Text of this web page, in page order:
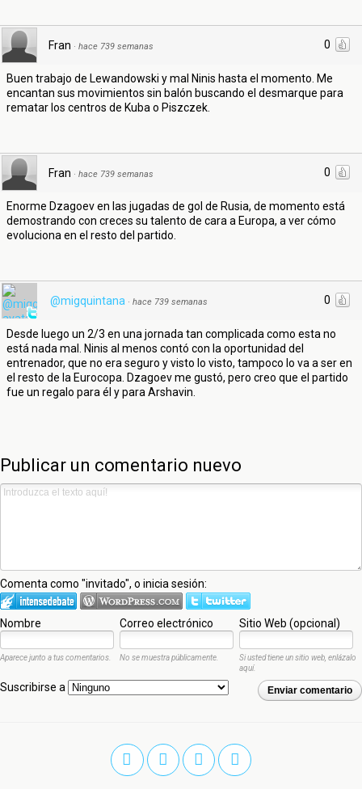
0
Fran · hace 739 semanas
Buen trabajo de Lewandowski y mal Ninis hasta el momento. Me
encantan sus movimientos sin balón buscando el desmarque para
rematar los centros de Kuba o Piszczek.
0
Fran · hace 739 semanas
Enorme Dzagoev en las jugadas de gol de Rusia, de momento está
demostrando con creces su talento de cara a Europa, a ver cómo
evoluciona en el resto del partido.
0
@migquintana · hace 739 semanas
Desde luego un 2/3 en una jornada tan complicada como esta no
está nada mal. Ninis al menos contó con la oportunidad del
entrenador, que no era seguro y visto lo visto, tampoco lo va a ser en
el resto de la Eurocopa. Dzagoev me gustó, pero creo que el partido
fue un regalo para él y para Arshavin.
Publicar un comentario nuevo
Comenta como "invitado", o inicia sesión:
Nombre Correo electrónico Sitio Web (opcional)
Aparece junto a tus comentarios. No se muestra públicamente.
Si usted tiene un sitio web, enlázalo
aquí.
Enviar comentario
Suscribirse a